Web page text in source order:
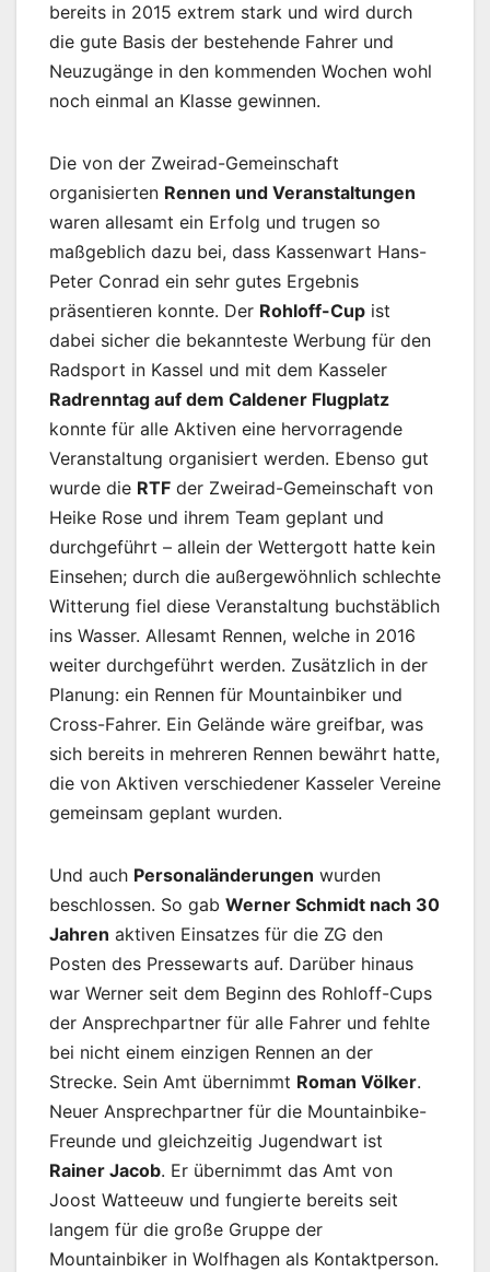
bereits in 2015 extrem stark und wird durch
die gute Basis der bestehende Fahrer und
Neuzugänge in den kommenden Wochen wohl
noch einmal an Klasse gewinnen.
Die von der Zweirad-Gemeinschaft
organisierten Rennen und Veranstaltungen
waren allesamt ein Erfolg und trugen so
maßgeblich dazu bei, dass Kassenwart Hans-
Peter Conrad ein sehr gutes Ergebnis
präsentieren konnte. Der Rohloff-Cup ist
dabei sicher die bekannteste Werbung für den
Radsport in Kassel und mit dem Kasseler
Radrenntag auf dem Caldener Flugplatz
konnte für alle Aktiven eine hervorragende
Veranstaltung organisiert werden. Ebenso gut
wurde die RTF der Zweirad-Gemeinschaft von
Heike Rose und ihrem Team geplant und
durchgeführt – allein der Wettergott hatte kein
Einsehen; durch die außergewöhnlich schlechte
Witterung fiel diese Veranstaltung buchstäblich
ins Wasser. Allesamt Rennen, welche in 2016
weiter durchgeführt werden. Zusätzlich in der
Planung: ein Rennen für Mountainbiker und
Cross-Fahrer. Ein Gelände wäre greifbar, was
sich bereits in mehreren Rennen bewährt hatte,
die von Aktiven verschiedener Kasseler Vereine
gemeinsam geplant wurden.
Und auch Personaländerungen wurden
beschlossen. So gab Werner Schmidt nach 30
Jahren aktiven Einsatzes für die ZG den
Posten des Pressewarts auf. Darüber hinaus
war Werner seit dem Beginn des Rohloff-Cups
der Ansprechpartner für alle Fahrer und fehlte
bei nicht einem einzigen Rennen an der
Strecke. Sein Amt übernimmt Roman Völker.
Neuer Ansprechpartner für die Mountainbike-
Freunde und gleichzeitig Jugendwart ist
Rainer Jacob. Er übernimmt das Amt von
Joost Watteeuw und fungierte bereits seit
langem für die große Gruppe der
Mountainbiker in Wolfhagen als Kontaktperson.